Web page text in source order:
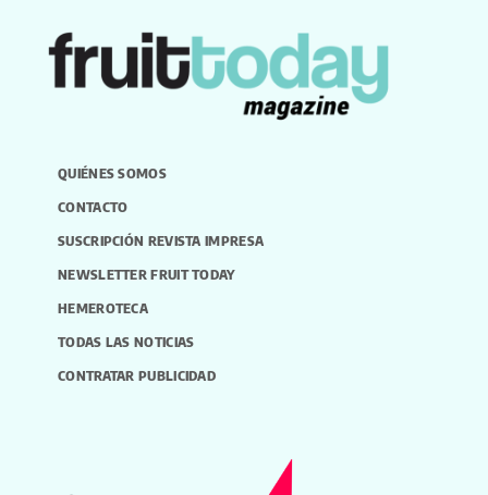
QUIÉNES SOMOS
CONTACTO
SUSCRIPCIÓN REVISTA IMPRESA
NEWSLETTER FRUIT TODAY
HEMEROTECA
TODAS LAS NOTICIAS
CONTRATAR PUBLICIDAD